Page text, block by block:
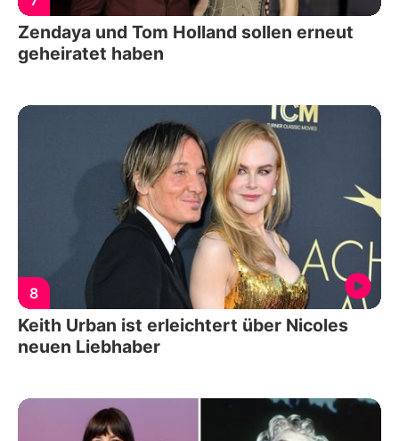
Zendaya und Tom Holland sollen erneut
geheiratet haben
8
Keith Urban ist erleichtert über Nicoles
neuen Liebhaber